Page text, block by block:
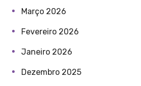
Março 2026
Fevereiro 2026
Janeiro 2026
Dezembro 2025